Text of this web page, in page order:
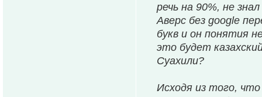
речь на 90%, не
Аверс без google
букв и он понятия
это будет
Суахили?
Исходя из того,